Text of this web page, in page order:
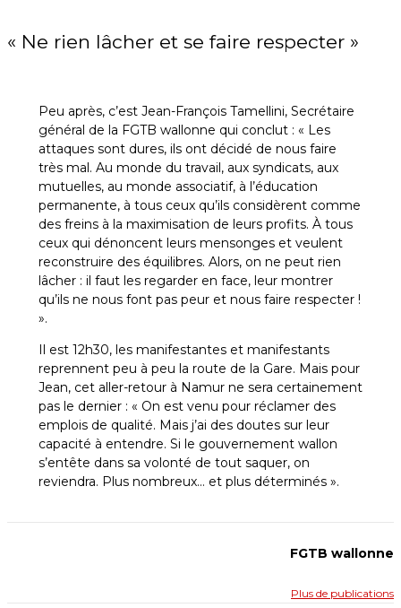
« Ne rien lâcher et se faire respecter »
Peu après, c’est Jean-François Tamellini, Secrétaire
général de la FGTB wallonne qui conclut : « Les
attaques sont dures, ils ont décidé de nous faire
très mal. Au monde du travail, aux syndicats, aux
mutuelles, au monde associatif, à l’éducation
permanente, à tous ceux qu’ils considèrent comme
des freins à la maximisation de leurs profits. À tous
ceux qui dénoncent leurs mensonges et veulent
reconstruire des équilibres. Alors, on ne peut rien
lâcher : il faut les regarder en face, leur montrer
qu’ils ne nous font pas peur et nous faire respecter !
».
Il est 12h30, les manifestantes et manifestants
reprennent peu à peu la route de la Gare. Mais pour
Jean, cet aller-retour à Namur ne sera certainement
pas le dernier : « On est venu pour réclamer des
emplois de qualité. Mais j’ai des doutes sur leur
capacité à entendre. Si le gouvernement wallon
s’entête dans sa volonté de tout saquer, on
reviendra. Plus nombreux… et plus déterminés ».
FGTB wallonne
Plus de publications